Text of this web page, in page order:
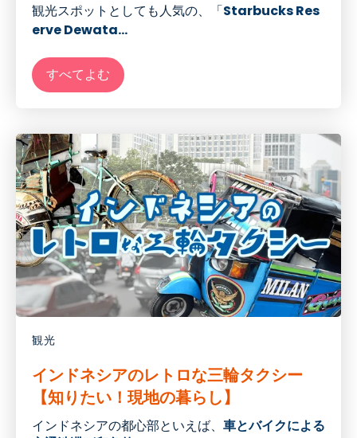
観光スポットとしても人気の、「Starbucks Res
erve Dewata...
すべてよむ
観光
インドネシアのレトロな三輪タクシー
【知りたい！現地の暮らし】
インドネシアの都心部といえば、 車とバイクによる